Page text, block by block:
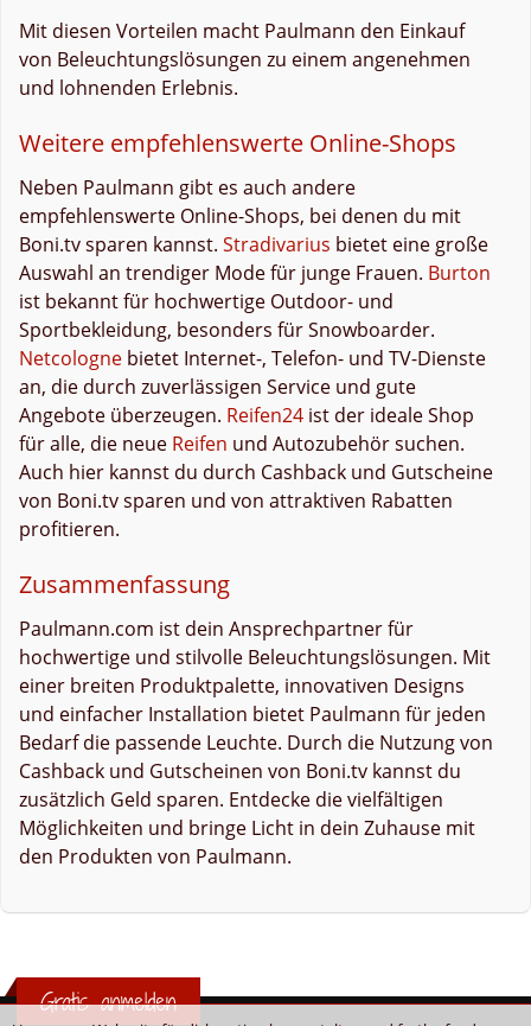
Mit diesen Vorteilen macht Paulmann den Einkauf
von Beleuchtungslösungen zu einem angenehmen
und lohnenden Erlebnis.
Weitere empfehlenswerte Online-Shops
Neben Paulmann gibt es auch andere
empfehlenswerte Online-Shops, bei denen du mit
Boni.tv sparen kannst. Stradivarius bietet eine große
Auswahl an trendiger Mode für junge Frauen. Burton
ist bekannt für hochwertige Outdoor- und
Sportbekleidung, besonders für Snowboarder.
Netcologne bietet Internet-, Telefon- und TV-Dienste
an, die durch zuverlässigen Service und gute
Angebote überzeugen. Reifen24 ist der ideale Shop
für alle, die neue Reifen und Autozubehör suchen.
Auch hier kannst du durch Cashback und Gutscheine
von Boni.tv sparen und von attraktiven Rabatten
profitieren.
Zusammenfassung
Paulmann.com ist dein Ansprechpartner für
hochwertige und stilvolle Beleuchtungslösungen. Mit
einer breiten Produktpalette, innovativen Designs
und einfacher Installation bietet Paulmann für jeden
Bedarf die passende Leuchte. Durch die Nutzung von
Cashback und Gutscheinen von Boni.tv kannst du
zusätzlich Geld sparen. Entdecke die vielfältigen
Möglichkeiten und bringe Licht in dein Zuhause mit
den Produkten von Paulmann.
Gratis anmelden